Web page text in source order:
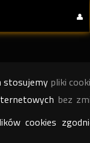
stosujemy pliki
bez
cookies